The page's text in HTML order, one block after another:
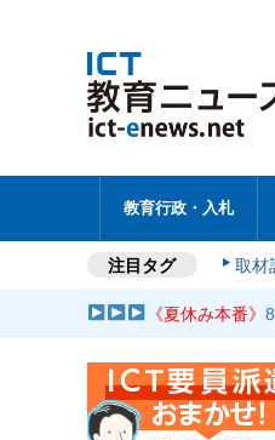
教育行政・入札
注目タグ 取材
《夏休み本番》